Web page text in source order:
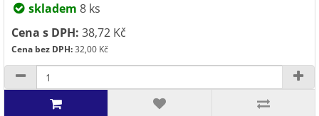
skladem 8 ks
Cena s DPH: 38,72 Kč
Cena bez DPH:32,00 Kč